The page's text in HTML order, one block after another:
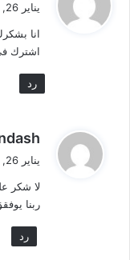
ل
يناير 26, 2017 الساعة 3:15 م
انا
اشترك
رد
ي
ل
يناير 26, 2017 الساعة 11:32 م
لا شكر
ربنا
رد